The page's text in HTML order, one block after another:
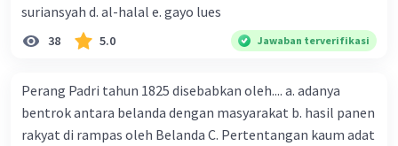
suriansyah d. al-halal e. gayo lues
38 5.0 Jawaban terverifikasi
Perang Padri tahun 1825 disebabkan oleh.... a. adanya
bentrok antara belanda dengan masyarakat b. hasil panen
rakyat di rampas oleh Belanda C. Pertentangan kaum adat